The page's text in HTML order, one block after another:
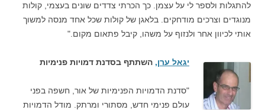
להתגלות ולספר לי על עצמן. כך הכרתי צדדים שונים בעצמי, קולות
מנוגדים וצרכים מודחקים. בלאגן של קולות שכל אחד מנסה למשוך
אותי לכיוון אחר ולנזוף על משהו, קיבל פתאום מקום."
יגאל ערן, השתתף בסדנת דמויות פנימיות
"סדנת הדמויות הפנימיות של אור, חשפה בפני
עולם פנימי חדש, מסתורי ומרתק. מודל הדמויות